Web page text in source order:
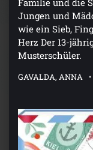
Familie und die
Jungen und
wie ein Sieb,
Herz Der 13-
Musterschüler.
GAVALDA, ANNA